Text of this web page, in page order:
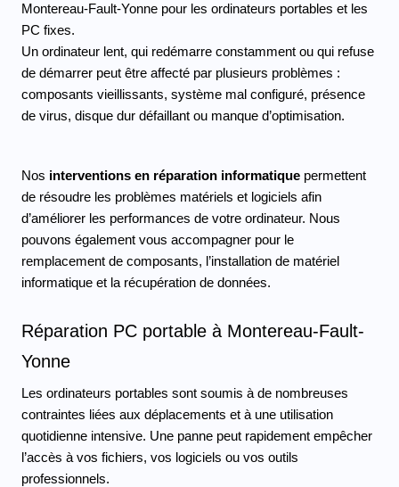
Montereau-Fault-Yonne pour les ordinateurs portables et les
PC fixes.
Un ordinateur lent, qui redémarre constamment ou qui refuse
de démarrer peut être affecté par plusieurs problèmes :
composants vieillissants, système mal configuré, présence
de virus, disque dur défaillant ou manque d’optimisation.
Nos interventions en réparation informatique permettent
de résoudre les problèmes matériels et logiciels afin
d’améliorer les performances de votre ordinateur. Nous
pouvons également vous accompagner pour le
remplacement de composants, l’installation de matériel
informatique et la récupération de données.
Réparation PC portable à Montereau-Fault-
Yonne
Les ordinateurs portables sont soumis à de nombreuses
contraintes liées aux déplacements et à une utilisation
quotidienne intensive. Une panne peut rapidement empêcher
l’accès à vos fichiers, vos logiciels ou vos outils
professionnels.